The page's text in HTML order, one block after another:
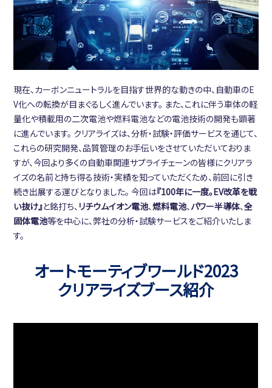
現在、カーボンニュートラルを目指す世界的な動きの中、自動車のE
V化への転換が目まぐるしく進んでいます。 また、これに伴う車体の軽
量化や積載用の二次電池や燃料電池などの電池技術の開発も顕著
に進んでいます。 クリアライズは、分析・試験・評価サービスを通じて、
これらの研究開発、品質管理のお手伝いをさせていただいておりま
すが、今回より多くの自動車関連サプライチェーンの皆様にクリアラ
イズの名前と持ち得る技術・実績を知っていただくため、前回に引き
続き出展する運びとなりました。 今回は『100年に一度。EV改革を戦
い抜け』と銘打ち、 リチウムイオン電池、燃料電池、パワー半導体、全
固体電池等を中心に、弊社の分析・試験サービスをご紹介いたしま
す。
オートモーティブワールド2023
クリアライズブース紹介